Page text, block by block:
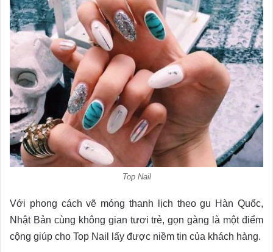
Top Nail
Với phong cách vẽ móng thanh lịch theo gu Hàn Quốc,
Nhật Bản cùng không gian tươi trẻ, gọn gàng là một điểm
cộng giúp cho Top Nail lấy được niềm tin của khách hàng.